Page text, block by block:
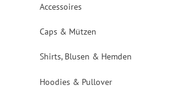
Accessoires
Caps & Mützen
Shirts, Blusen & Hemden
Hoodies & Pullover